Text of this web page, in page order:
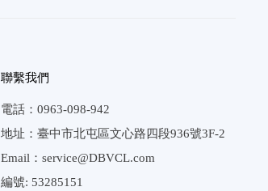
聯繫我們
電話：0963-098-942
地址：臺中市北屯區文心路四段936號3F-2
Email：service@DBVCL.com
編號: 53285151